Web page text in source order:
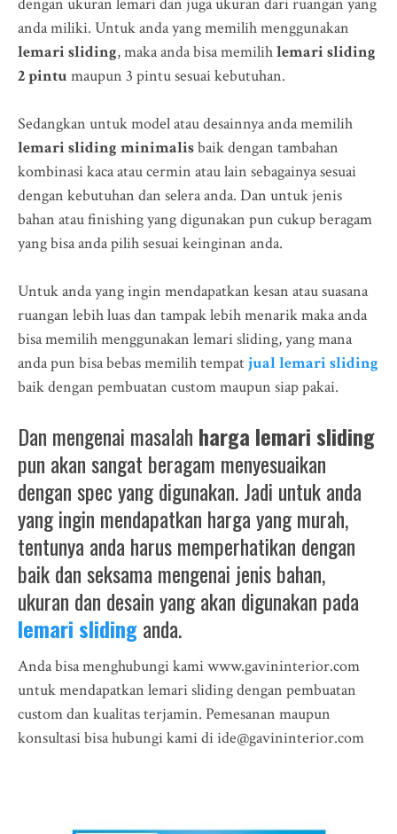
anda miliki. Untuk anda yang memilih menggunakan
lemari sliding, maka anda bisa memilihlemari sliding
2 pintu maupun 3 pintu sesuai kebutuhan.
Sedangkan untuk model atau desainnya anda memilih
lemari sliding minimalisbaik dengan tambahan
kombinasi kaca atau cermin atau lain sebagainya sesuai
dengan kebutuhan dan selera anda. Dan untuk jenis
bahan atau finishing yang digunakan pun cukup beragam
yang bisa anda pilih sesuai keinginan anda.
Untuk anda yang ingin mendapatkan kesan atau suasana
ruangan lebih luas dan tampak lebih menarik maka anda
bisa memilih menggunakan lemari sliding, yang mana
anda pun bisa bebas memilih tempatjual lemari sliding
baik dengan pembuatan custom maupun siap pakai.
Dan mengenai masalah harga lemari sliding
pun akan sangat beragam menyesuaikan
dengan spec yang digunakan. Jadi untuk anda
yang ingin mendapatkan harga yang murah,
tentunya anda harus memperhatikan dengan
baik dan seksama mengenai jenis bahan,
ukuran dan desain yang akan digunakan pada
lemari slidinganda.
Anda bisa menghubungi kami www.gavininterior.com
untuk mendapatkan lemari sliding dengan pembuatan
custom dan kualitas terjamin. Pemesanan maupun
konsultasi bisa hubungi kami di ide@gavininterior.com